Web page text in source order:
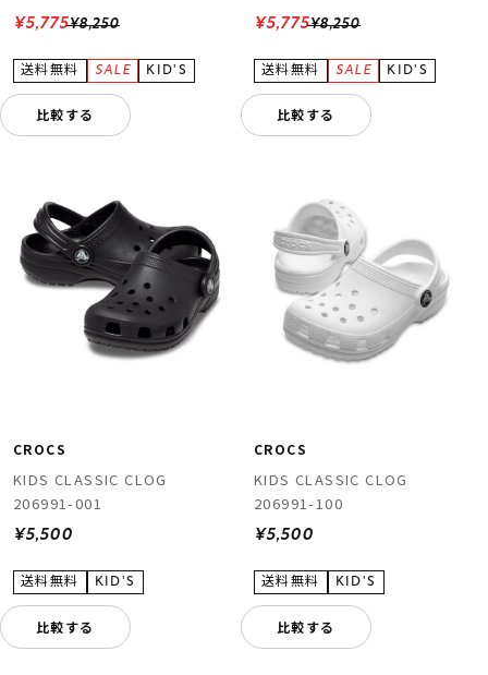
¥8,250
¥5,775
比較する
¥8,250
¥5,775
比較する
CROCS
KIDS CLASSIC CLOG
206991-001
¥5,500
比較する
CROCS
KIDS CLASSIC CLOG
206991-100
¥5,500
比較する